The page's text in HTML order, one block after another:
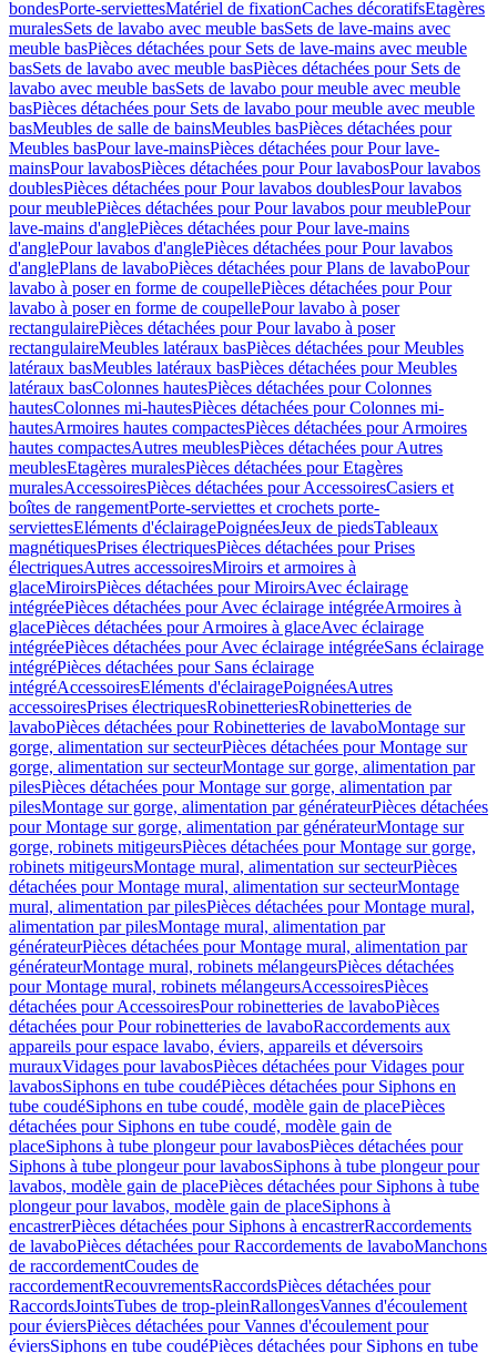
bondesPorte-serviettesMatériel de fixationCaches décoratifsEtagères
muralesSets de lavabo avec meuble basSets de lave-mains avec
meuble basPièces détachées pour Sets de lave-mains avec meuble
basSets de lavabo avec meuble basPièces détachées pour Sets de
lavabo avec meuble basSets de lavabo pour meuble avec meuble
basPièces détachées pour Sets de lavabo pour meuble avec meuble
basMeubles de salle de bainsMeubles basPièces détachées pour
Meubles basPour lave-mainsPièces détachées pour Pour lave-
mainsPour lavabosPièces détachées pour Pour lavabosPour lavabos
doublesPièces détachées pour Pour lavabos doublesPour lavabos
pour meublePièces détachées pour Pour lavabos pour meublePour
lave-mains d'anglePièces détachées pour Pour lave-mains
d'anglePour lavabos d'anglePièces détachées pour Pour lavabos
d'anglePlans de lavaboPièces détachées pour Plans de lavaboPour
lavabo à poser en forme de coupellePièces détachées pour Pour
lavabo à poser en forme de coupellePour lavabo à poser
rectangulairePièces détachées pour Pour lavabo à poser
rectangulaireMeubles latéraux basPièces détachées pour Meubles
latéraux basMeubles latéraux basPièces détachées pour Meubles
latéraux basColonnes hautesPièces détachées pour Colonnes
hautesColonnes mi-hautesPièces détachées pour Colonnes mi-
hautesArmoires hautes compactesPièces détachées pour Armoires
hautes compactesAutres meublesPièces détachées pour Autres
meublesEtagères muralesPièces détachées pour Etagères
muralesAccessoiresPièces détachées pour AccessoiresCasiers et
boîtes de rangementPorte-serviettes et crochets porte-
serviettesEléments d'éclairagePoignéesJeux de piedsTableaux
magnétiquesPrises électriquesPièces détachées pour Prises
électriquesAutres accessoiresMiroirs et armoires à
glaceMiroirsPièces détachées pour MiroirsAvec éclairage
intégréePièces détachées pour Avec éclairage intégréeArmoires à
glacePièces détachées pour Armoires à glaceAvec éclairage
intégréePièces détachées pour Avec éclairage intégréeSans éclairage
intégréPièces détachées pour Sans éclairage
intégréAccessoiresEléments d'éclairagePoignéesAutres
accessoiresPrises électriquesRobinetteriesRobinetteries de
lavaboPièces détachées pour Robinetteries de lavaboMontage sur
gorge, alimentation sur secteurPièces détachées pour Montage sur
gorge, alimentation sur secteurMontage sur gorge, alimentation par
pilesPièces détachées pour Montage sur gorge, alimentation par
pilesMontage sur gorge, alimentation par générateurPièces détachées
pour Montage sur gorge, alimentation par générateurMontage sur
gorge, robinets mitigeursPièces détachées pour Montage sur gorge,
robinets mitigeursMontage mural, alimentation sur secteurPièces
détachées pour Montage mural, alimentation sur secteurMontage
mural, alimentation par pilesPièces détachées pour Montage mural,
alimentation par pilesMontage mural, alimentation par
générateurPièces détachées pour Montage mural, alimentation par
générateurMontage mural, robinets mélangeursPièces détachées
pour Montage mural, robinets mélangeursAccessoiresPièces
détachées pour AccessoiresPour robinetteries de lavaboPièces
détachées pour Pour robinetteries de lavaboRaccordements aux
appareils pour espace lavabo, éviers, appareils et déversoirs
murauxVidages pour lavabosPièces détachées pour Vidages pour
lavabosSiphons en tube coudéPièces détachées pour Siphons en
tube coudéSiphons en tube coudé, modèle gain de placePièces
détachées pour Siphons en tube coudé, modèle gain de
placeSiphons à tube plongeur pour lavabosPièces détachées pour
Siphons à tube plongeur pour lavabosSiphons à tube plongeur pour
lavabos, modèle gain de placePièces détachées pour Siphons à tube
plongeur pour lavabos, modèle gain de placeSiphons à
encastrerPièces détachées pour Siphons à encastrerRaccordements
de lavaboPièces détachées pour Raccordements de lavaboManchons
de raccordementCoudes de
raccordementRecouvrementsRaccordsPièces détachées pour
RaccordsJointsTubes de trop-pleinRallongesVannes d'écoulement
pour éviersPièces détachées pour Vannes d'écoulement pour
éviersSiphons en tube coudéPièces détachées pour Siphons en tube